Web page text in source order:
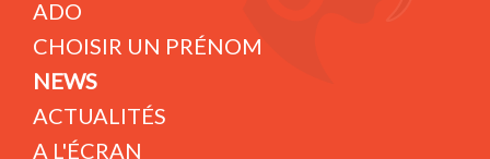
ADO
CHOISIR UN PRÉNOM
NEWS
ACTUALITÉS
A L'ÉCRAN